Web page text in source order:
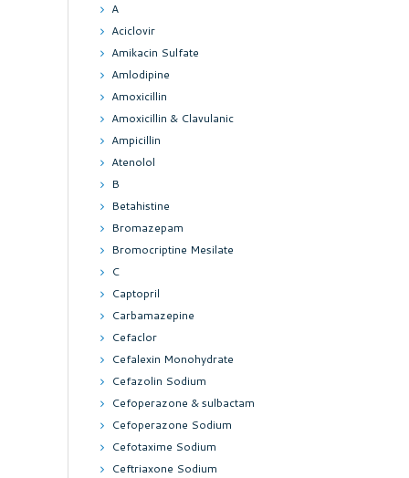
A
Aciclovir
Amikacin Sulfate
Amlodipine
Amoxicillin
Amoxicillin & Clavulanic
Ampicillin
Atenolol
B
Betahistine
Bromazepam
Bromocriptine Mesilate
C
Captopril
Carbamazepine
Cefaclor
Cefalexin Monohydrate
Cefazolin Sodium
Cefoperazone & sulbactam
Cefoperazone Sodium
Cefotaxime Sodium
Ceftriaxone Sodium